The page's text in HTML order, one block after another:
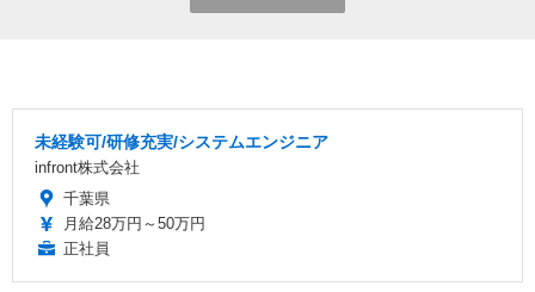
未経験可/研修充実/システムエンジニア
infront株式会社
千葉県
月給28万円～50万円
正社員